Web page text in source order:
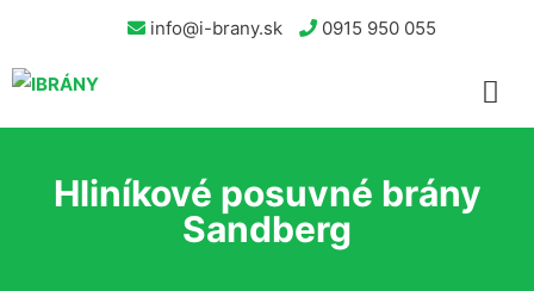
info@i-brany.sk 0915 950 055
Hliníkové posuvné brány
Sandberg